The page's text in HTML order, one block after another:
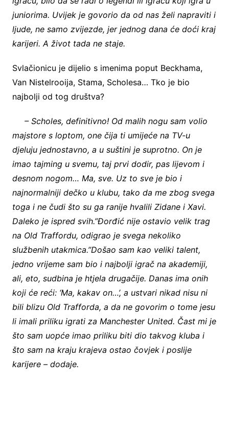
juniorima. Uvijek je govorio da od nas želi napraviti i
ljude, ne samo zvijezde, jer jednog dana će doći kraj
karijeri. A život tada ne staje.
Svlačionicu je dijelio s imenima poput Beckhama,
Van Nistelrooija, Stama, Scholesa… Tko je bio
najbolji od tog društva?
– Scholes, definitivno! Od malih nogu sam volio
majstore s loptom, one čija ti umijeće na TV-u
djeluju jednostavno, a u suštini je suprotno. On je
imao tajming u svemu, taj prvi dodir, pas lijevom i
desnom nogom… Ma, sve. Uz to sve je bio i
najnormalniji dečko u klubu, tako da me zbog svega
toga i ne čudi što su ga ranije hvalili Zidane i Xavi.
Daleko je ispred svih.”Đorđić nije ostavio velik trag
na Old Traffordu, odigrao je svega nekoliko
službenih utakmica.”Došao sam kao veliki talent,
jedno vrijeme sam bio i najbolji igrač na akademiji,
ali, eto, sudbina je htjela drugačije. Danas ima onih
koji će reći: ‘Ma, kakav on…’, a ustvari nikad nisu ni
bili blizu Old Trafforda, a da ne govorim o tome jesu
li imali priliku igrati za Manchester United. Čast mi je
što sam uopće imao priliku biti dio takvog kluba i
što sam na kraju krajeva ostao čovjek i poslije
karijere – dodaje.